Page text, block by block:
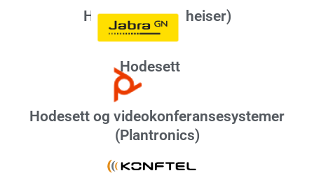
Hodesett (Sennheiser)
Hodesett
Hodesett og videokonferansesystemer
(Plantronics)